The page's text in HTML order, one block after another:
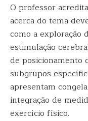
O professor
acerca do tema
como a exploração
estimulação
de posicionamento
subgrupos
apresentam
integração de
exercício físico.